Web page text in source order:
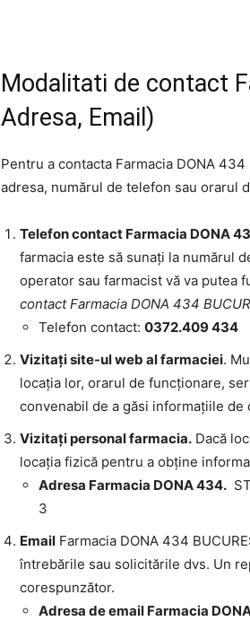
Modalitati de contact
Adresa, Email)
Pentru a contacta Farmacia DONA
adresa, numărul de telefon sau orarul
Telefon contact Farmacia DONA
farmacia este să sunați la numărul
operator sau farmacist vă va putea
contact Farmacia DONA 434
Telefon contact: 0372.409 434
Vizitați site-ul web al farmaciei.
locația lor, orarul de funcționare,
convenabil de a găsi informațiile de
Vizitați personal farmacia. Dacă
locația fizică pentru a obține
Adresa Farmacia DONA 434.
3
Email Farmacia DONA 434
întrebările sau solicitările dvs. Un
corespunzător.
Adresa de email Farmacia